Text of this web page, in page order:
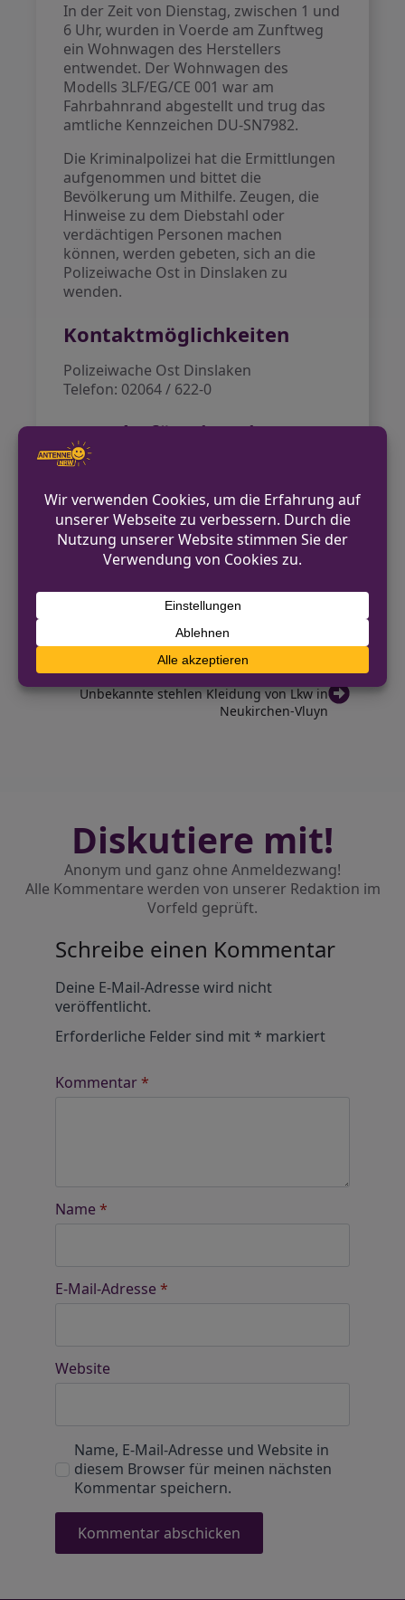
In der Zeit von Dienstag, zwischen 1 und
6 Uhr, wurden in Voerde am Zunftweg
ein Wohnwagen des Herstellers
entwendet. Der Wohnwagen des
Modells 3LF/EG/CE 001 war am
Fahrbahnrand abgestellt und trug das
amtliche Kennzeichen DU-SN7982.
Die Kriminalpolizei hat die Ermittlungen
aufgenommen und bittet die
Bevölkerung um Mithilfe. Zeugen, die
Hinweise zu dem Diebstahl oder
verdächtigen Personen machen
können, werden gebeten, sich an die
Polizeiwache Ost in Dinslaken zu
wenden.
Kontaktmöglichkeiten
Polizeiwache Ost Dinslaken
Telefon: 02064 / 622-0
Kontakt für Hinweise /
Pressestelle
Polizei Wesel
02064 / 622-0
pressestelle.wesel@polizei.nrw.de
https://wesel.polizei.nrw/
Imbisswagen auf Obi-Parkplatz in Minden
aufgebrochen
NÄCHSTER BEITRAG
Unbekannte stehlen Kleidung von Lkw in
Neukirchen-Vluyn
Diskutiere mit!
Anonym und ganz ohne Anmeldezwang!
Alle Kommentare werden von unserer Redaktion im
Vorfeld geprüft.
Schreibe einen Kommentar
Deine E-Mail-Adresse wird nicht
veröffentlicht.
Erforderliche Felder sind mit* markiert
Kommentar*
Name *
E-Mail-Adresse *
Website
Name, E-Mail-Adresse und Website in
diesem Browser für meinen nächsten
Kommentar speichern.